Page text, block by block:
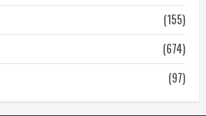
(155)
(674)
(97)